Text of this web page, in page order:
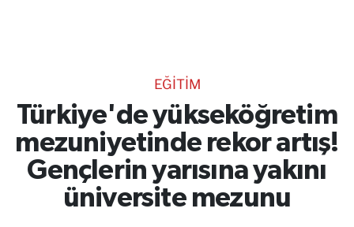
EĞİTİM
Türkiye'de yükseköğretim
mezuniyetinde rekor artış!
Gençlerin yarısına yakını
üniversite mezunu
RESMİ İLANLAR
Gencsesfm Canlı Dinle